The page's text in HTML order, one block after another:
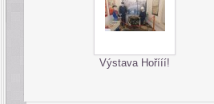
Výstava Hořííí!